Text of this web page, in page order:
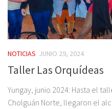
NOTICIAS JUNIO 29, 2024
Taller Las Orquídeas
Yungay, junio 2024: Hasta el
Cholguán Norte, llegaron el